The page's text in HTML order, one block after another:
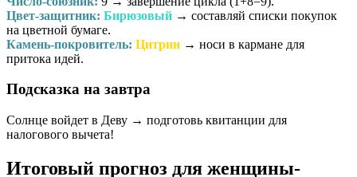
Цвет-защитник: Бирюзовый → составляй списки покупок
на цветной бумаге.
Камень-покровитель: Цитрин → носи в кармане для
притока идей.
Подсказка на завтра
Солнце войдет в Деву → подготовь квитанции для
налогового вычета!
Итоговый прогноз для женщины-